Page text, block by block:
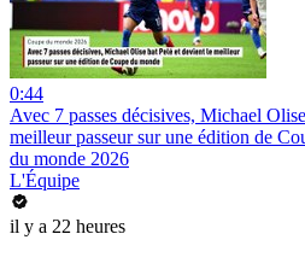
0:44
Avec 7 passes décisives, Michael
meilleur passeur sur une édition de
du monde 2026
L'Équipe
il y a 22 heures